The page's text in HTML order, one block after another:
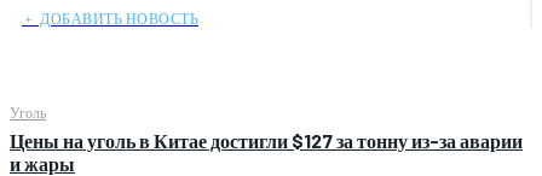
﹢ ДОБАВИТЬ НОВОСТЬ
Уголь
Цены на уголь в Китае достигли $127 за тонну из-за аварии
и жары